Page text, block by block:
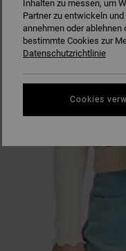
Inhalten zu messen, um
Partner zu entwickeln
annehmen oder
bestimmte Cookies zur
Datenschutzrichtlinie
Cookies